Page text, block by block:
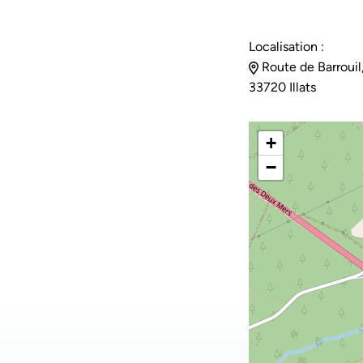
Localisation :
Route de
33720 Illats
+
−